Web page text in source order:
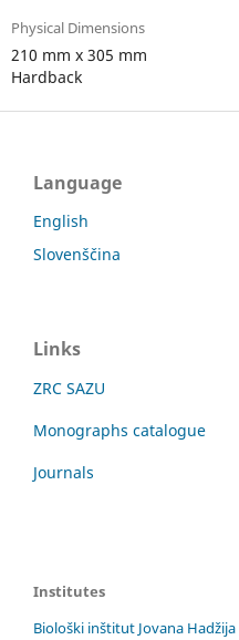
Physical Dimensions
210 mm x 305 mm
Hardback
Language
English
Slovenščina
Links
ZRC SAZU
Monographs catalogue
Journals
Institutes
Biološki inštitut Jovana